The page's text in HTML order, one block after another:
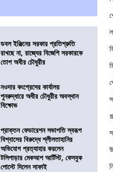
ডবল ইঞ্জিনের সরকার প্রতিশ্রুতি
রাখছে না, রাজ্যের বিজেপি সরকারকে
তোপ অধীর চৌধুরীর
নওদার কংগ্রেসের কার্যালয়
পুনরুদ্ধারে অধীর চৌধুরীর অবস্থান
বিক্ষোভ
প্রাক্তন ফেডারেশন সভাপতি স্বরূপ
বিশ্বাসের বিরুদ্ধে শ্লীলতাহানির
অভিযোগ প্রত্যাহার করলেন
টলিপাড়ার মেকআপ আর্টিস্ট, ফেসবুক
পোস্টে দিলেন সাফাই